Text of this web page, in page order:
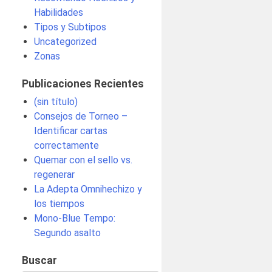
Habilidades
Tipos y Subtipos
Uncategorized
Zonas
Publicaciones Recientes
(sin título)
Consejos de Torneo –
Identificar cartas
correctamente
Quemar con el sello vs.
regenerar
La Adepta Omnihechizo y
los tiempos
Mono-Blue Tempo:
Segundo asalto
Buscar